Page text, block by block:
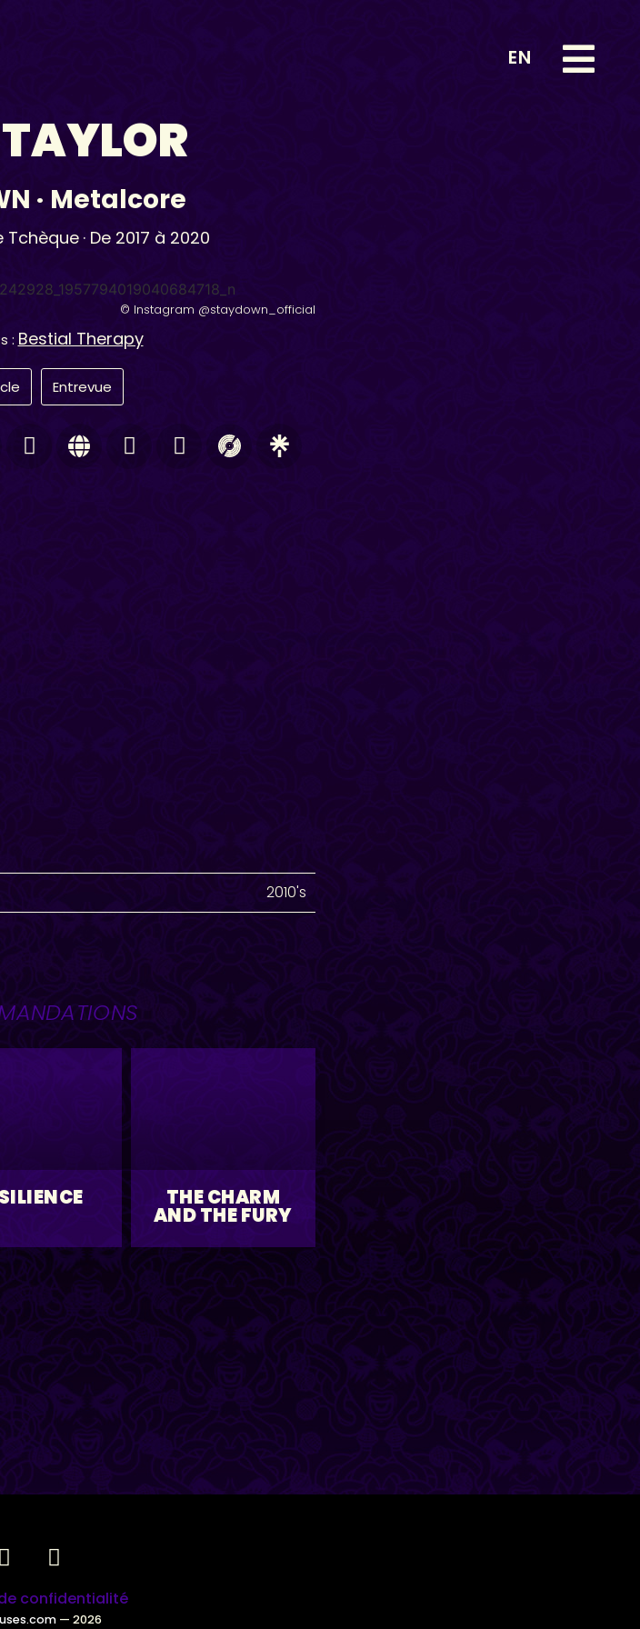
EN
· Metalcore
Tchèque · De 2017 à 2020
© Instagram @staydown_official
: Bestial Therapy
Entrevue
2010's
THE CHARM
AND THE FURY
confidentialité
— 2026